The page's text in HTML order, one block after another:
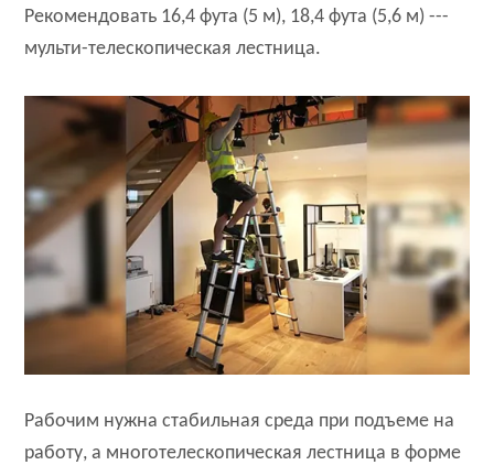
Рекомендовать 16,4 фута (5 м), 18,4 фута (5,6 м) ---
мульти-телескопическая лестница.
Рабочим нужна стабильная среда при подъеме на
работу, а многотелескопическая лестница в форме